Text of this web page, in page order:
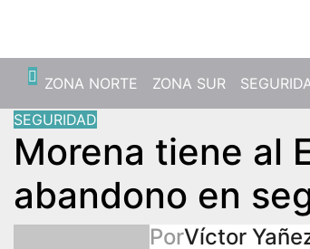
ZONA NORTE ZONA SUR
SEGURIDAD
Morena tiene al
abandono en
PorVíctor